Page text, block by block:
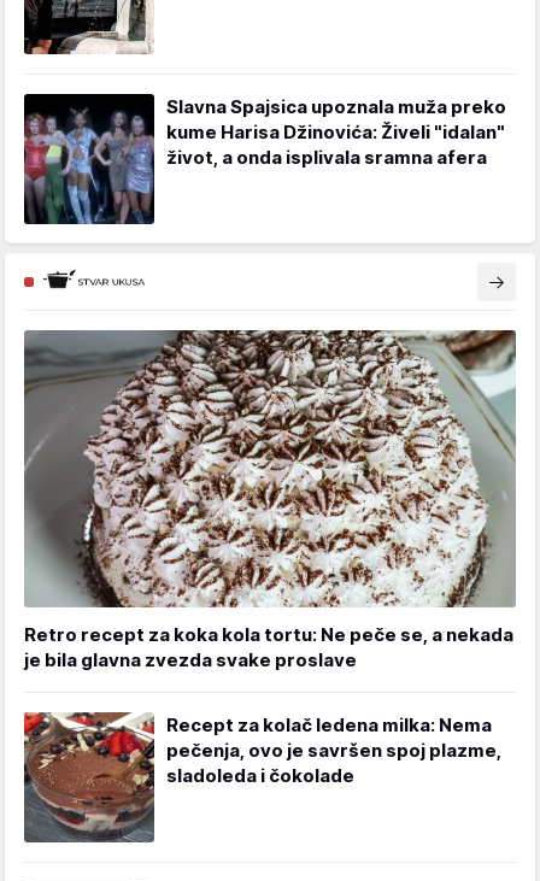
Slavna Spajsica upoznala muža preko
kume Harisa Džinovića: Živeli "idalan"
život, a onda isplivala sramna afera
Retro recept za koka kola tortu: Ne peče se, a nekada
je bila glavna zvezda svake proslave
Recept za kolač ledena milka: Nema
pečenja, ovo je savršen spoj plazme,
sladoleda i čokolade